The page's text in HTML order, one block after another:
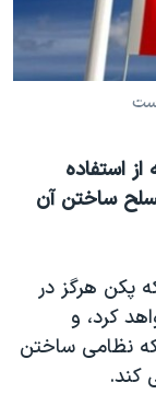
استفاده
ساختن آن
پکن هرگز در
کرد، و
نظامی ساختن
کند.